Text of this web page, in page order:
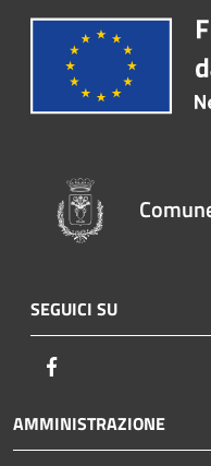
SEGUICI SU
AMMINISTRAZIONE